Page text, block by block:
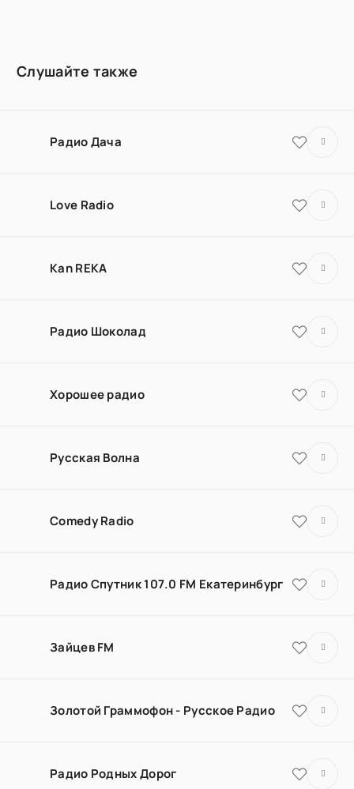
Слушайте также
Радио Дача
Love Radio
Kan REKA
Радио Шоколад
Хорошее радио
Русская Волна
Comedy Radio
Радио Спутник 107.0 FM Екатеринбург
Зайцев FM
Золотой Граммофон - Русское Радио
Радио Родных Дорог